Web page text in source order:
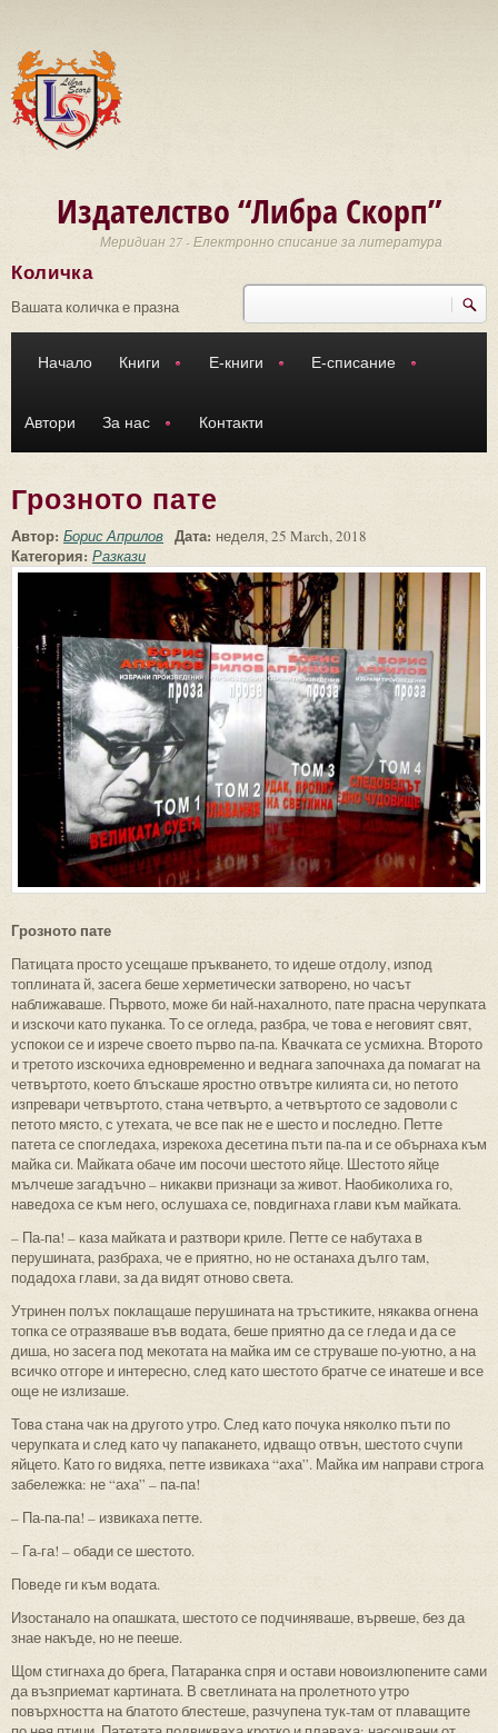
Издателство “Либра Скорп”
Меридиан 27 - Електронно списание за литература
Търси
Количка
Вашата количка е празна
Начало Книги Е-книги Е-списание
Автори За нас Контакти
Грозното пате
Автор: Борис Априлов Дата: неделя, 25 March, 2018
Категория: Разкази
Грозното пате
Патицата просто усещаше пръкването, то идеше отдолу, изпод
топлината й, засега беше херметически затворено, но часът
наближаваше. Първото, може би най-нахалното, пате прасна черупката
и изскочи като пуканка. То се огледа, разбра, че това е неговият свят,
успокои се и изрече своето първо па-па. Квачката се усмихна. Второто
и третото изскочиха едновременно и веднага започнаха да помагат на
четвъртото, което блъскаше яростно отвътре килията си, но петото
изпревари четвъртото, стана четвърто, а четвъртото се задоволи с
петото място, с утехата, че все пак не е шесто и последно. Петте
патета се спогледаха, изрекоха десетина пъти па-па и се обърнаха към
майка си. Майката обаче им посочи шестото яйце. Шестото яйце
мълчеше загадъчно – никакви признаци за живот. Наобиколиха го,
наведоха се към него, ослушаха се, повдигнаха глави към майката.
– Па-па! – каза майката и разтвори криле. Петте се набутаха в
перушината, разбраха, че е приятно, но не останаха дълго там,
подадоха глави, за да видят отново света.
Утринен полъх поклащаше перушината на тръстиките, някаква огнена
топка се отразяваше във водата, беше приятно да се гледа и да се
диша, но засега под мекотата на майка им се струваше по-уютно, а на
всичко отгоре и интересно, след като шестото братче се инатеше и все
още не излизаше.
Това стана чак на другото утро. След като почука няколко пъти по
черупката и след като чу папакането, идващо отвън, шестото счупи
яйцето. Като го видяха, петте извикаха “аха”. Майка им направи строга
забележка: не “аха” – па-па!
– Па-па-па! – извикаха петте.
– Га-га! – обади се шестото.
Поведе ги към водата.
Изостанало на опашката, шестото се подчиняваше, вървеше, без да
знае накъде, но не пееше.
Щом стигнаха до брега, Патаранка спря и остави новоизлюпените сами
да възприемат картината. В светлината на пролетното утро
повърхността на блатото блестеше, разчупена тук-там от плаващите